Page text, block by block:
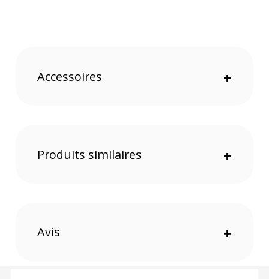
sur le prix TTC en €, les points seront effectivement calculés dans le
Accessoires +
Produits similaires +
Avis +